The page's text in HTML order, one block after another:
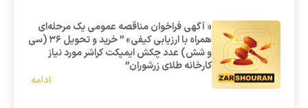
« آگهی فراخوان مناقصه عمومی یک مرحله‌ای
همراه با ارزیابی کیفی» ” خرید و تحویل 36 (سی
و شش) عدد چکش ایمپکت کراشر مورد نیاز
کارخانه طلای زرشوران”
ادامه